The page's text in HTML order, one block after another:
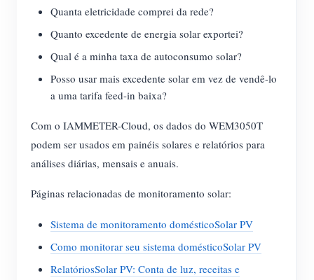
Quanta eletricidade comprei da rede?
Quanto excedente de energia solar exportei?
Qual é a minha taxa de autoconsumo solar?
Posso usar mais excedente solar em vez de vendê-lo
a uma tarifa feed-in baixa?
Com o IAMMETER-Cloud, os dados do WEM3050T
podem ser usados em painéis solares e relatórios para
análises diárias, mensais e anuais.
Páginas relacionadas de monitoramento solar:
Sistema de monitoramento domésticoSolar PV
Como monitorar seu sistema domésticoSolar PV
RelatóriosSolar PV: Conta de luz, receitas e